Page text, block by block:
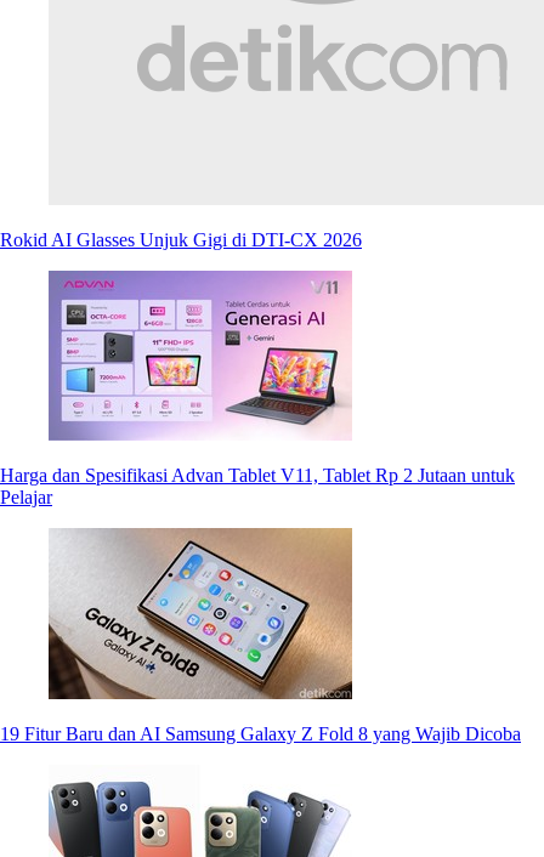
Rokid AI Glasses Unjuk Gigi di DTI-CX 2026
Harga dan Spesifikasi Advan Tablet V11, Tablet Rp 2 Jutaan untuk
Pelajar
19 Fitur Baru dan AI Samsung Galaxy Z Fold 8 yang Wajib Dicoba